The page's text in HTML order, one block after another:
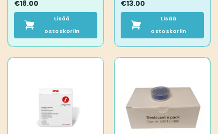
€18.00
Lisää
ostoskoriin
€13.00
Lisää
ostoskoriin